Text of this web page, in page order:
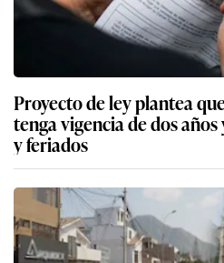
Proyecto de ley plantea
tenga vigencia de dos
y feriados